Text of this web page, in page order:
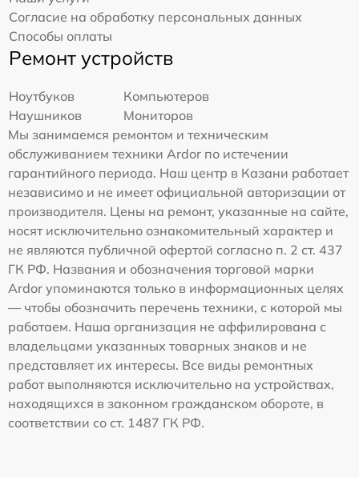
Согласие на обработку персональных данных
Способы оплаты
Ремонт устройств
Ноутбуков
Компьютеров
Наушников
Мониторов
Мы занимаемся ремонтом и техническим
обслуживанием техники Ardor по истечении
гарантийного периода. Наш центр в Казани работает
независимо и не имеет официальной авторизации от
производителя. Цены на ремонт, указанные на сайте,
носят исключительно ознакомительный характер и
не являются публичной офертой согласно п. 2 ст. 437
ГК РФ. Названия и обозначения торговой марки
Ardor упоминаются только в информационных целях
— чтобы обозначить перечень техники, с которой мы
работаем. Наша организация не аффилирована с
владельцами указанных товарных знаков и не
представляет их интересы. Все виды ремонтных
работ выполняются исключительно на устройствах,
находящихся в законном гражданском обороте, в
соответствии со ст. 1487 ГК РФ.